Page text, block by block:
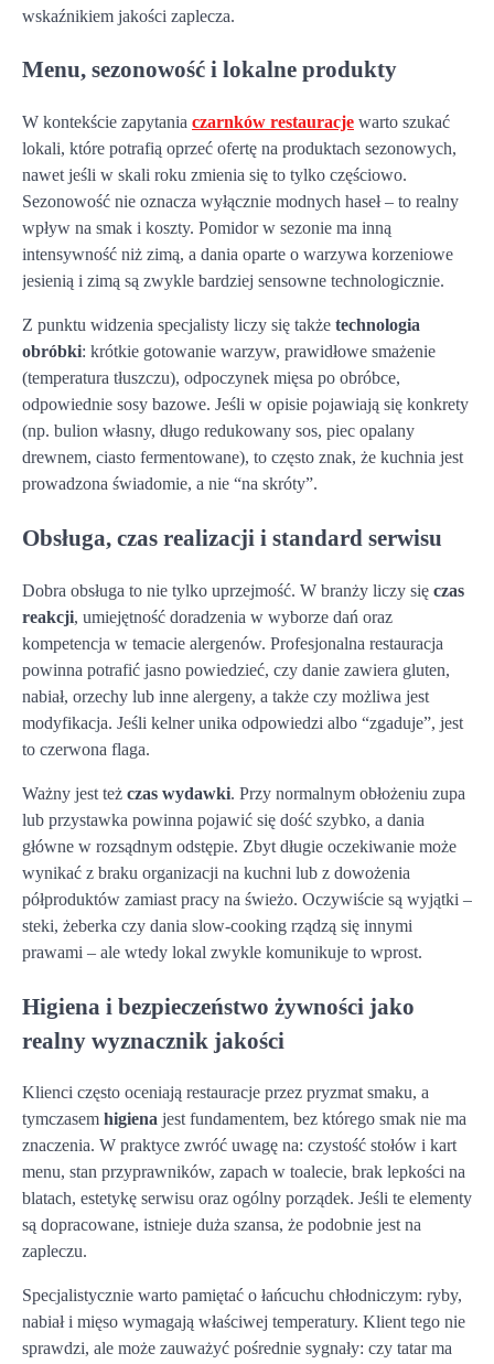
wskaźnikiem jakości zaplecza.
Menu, sezonowość i lokalne produkty
W kontekście zapytania czarnków restauracje warto szukać
lokali, które potrafią oprzeć ofertę na produktach sezonowych,
nawet jeśli w skali roku zmienia się to tylko częściowo.
Sezonowość nie oznacza wyłącznie modnych haseł – to realny
wpływ na smak i koszty. Pomidor w sezonie ma inną
intensywność niż zimą, a dania oparte o warzywa korzeniowe
jesienią i zimą są zwykle bardziej sensowne technologicznie.
Z punktu widzenia specjalisty liczy się także technologia
obróbki: krótkie gotowanie warzyw, prawidłowe smażenie
(temperatura tłuszczu), odpoczynek mięsa po obróbce,
odpowiednie sosy bazowe. Jeśli w opisie pojawiają się konkrety
(np. bulion własny, długo redukowany sos, piec opalany
drewnem, ciasto fermentowane), to często znak, że kuchnia jest
prowadzona świadomie, a nie “na skróty”.
Obsługa, czas realizacji i standard serwisu
Dobra obsługa to nie tylko uprzejmość. W branży liczy się czas
reakcji, umiejętność doradzenia w wyborze dań oraz
kompetencja w temacie alergenów. Profesjonalna restauracja
powinna potrafić jasno powiedzieć, czy danie zawiera gluten,
nabiał, orzechy lub inne alergeny, a także czy możliwa jest
modyfikacja. Jeśli kelner unika odpowiedzi albo “zgaduje”, jest
to czerwona flaga.
Ważny jest też czas wydawki. Przy normalnym obłożeniu zupa
lub przystawka powinna pojawić się dość szybko, a dania
główne w rozsądnym odstępie. Zbyt długie oczekiwanie może
wynikać z braku organizacji na kuchni lub z dowożenia
półproduktów zamiast pracy na świeżo. Oczywiście są wyjątki –
steki, żeberka czy dania slow-cooking rządzą się innymi
prawami – ale wtedy lokal zwykle komunikuje to wprost.
Higiena i bezpieczeństwo żywności jako
realny wyznacznik jakości
Klienci często oceniają restauracje przez pryzmat smaku, a
tymczasem higiena jest fundamentem, bez którego smak nie ma
znaczenia. W praktyce zwróć uwagę na: czystość stołów i kart
menu, stan przyprawników, zapach w toalecie, brak lepkości na
blatach, estetykę serwisu oraz ogólny porządek. Jeśli te elementy
są dopracowane, istnieje duża szansa, że podobnie jest na
zapleczu.
Specjalistycznie warto pamiętać o łańcuchu chłodniczym: ryby,
nabiał i mięso wymagają właściwej temperatury. Klient tego nie
sprawdzi, ale może zauważyć pośrednie sygnały: czy tatar ma